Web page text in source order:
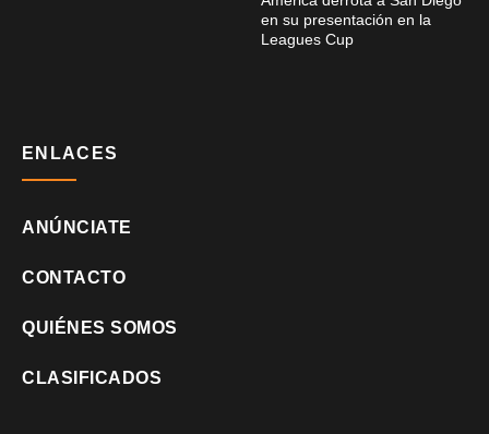
en su presentación en la
Leagues Cup
ENLACES
ANÚNCIATE
CONTACTO
QUIÉNES SOMOS
CLASIFICADOS